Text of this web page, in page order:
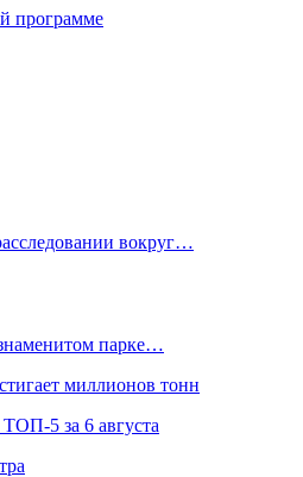
программе
вокруг…
парке…
миллионов тонн
5 за 6 августа